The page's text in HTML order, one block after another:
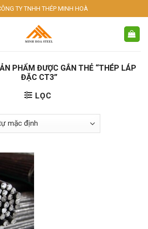
TY TNHH THÉP MINH HOÀ
PHẨM ĐƯỢC GẮN THẺ “THÉP LÁP
ĐẶC CT3”
LỌC